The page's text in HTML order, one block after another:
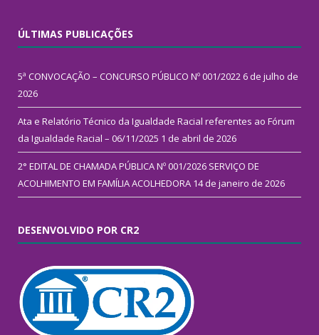
ÚLTIMAS PUBLICAÇÕES
5ª CONVOCAÇÃO – CONCURSO PÚBLICO Nº 001/2022 6 de julho de
2026
Ata e Relatório Técnico da Igualdade Racial referentes ao Fórum
da Igualdade Racial – 06/11/2025 1 de abril de 2026
2° EDITAL DE CHAMADA PÚBLICA Nº 001/2026 SERVIÇO DE
ACOLHIMENTO EM FAMÍLIA ACOLHEDORA 14 de janeiro de 2026
DESENVOLVIDO POR CR2